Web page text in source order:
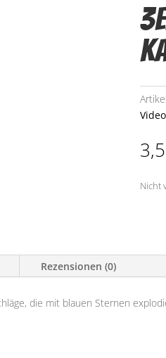
Video
Nicht
Rezensionen (0)
die mit blauen Sternen